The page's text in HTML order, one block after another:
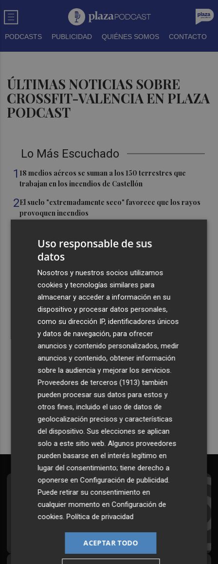
PODCASTS PUBLICIDAD QUIÉNES SOMOS CONTACTO
ÚLTIMAS NOTICIAS SOBRE
CROSSFIT-VALENCIA EN PLAZA
PODCAST
Lo Más Escuchado
1 18 medios aéreos se suman a los 150 terrestres que
trabajan en los incendios de Castellón
2El suelo "extremadamente seco" favorece que los rayos
provoquen incendios
referentes del flamenco en el Cante de las Minas
El pregón de Festes d'Elx 2026, con Josan, en imágenes
Emergencias activa la situación 2 del PEIF y confina
Sierra Engarcerán por el humo del incendio forestal
Recibe toda la actualidad de
Plaza Podcast en tu correo
Quiero suscribirme
Suscríbete al Boletín
Todos los días a primera hora en tu email
¡Quiero suscribirme!
Uso responsable de sus
datos
Nosotros y nuestros socios utilizamos
cookies y tecnologías similares para
almacenar y acceder a información en su
dispositivo y procesar datos personales,
como su dirección IP, identificadores únicos
y datos de navegación, para ofrecer
anuncios y contenido personalizados, medir
anuncios y contenido, obtener información
sobre la audiencia y mejorar los servicios.
Proveedores de terceros (1913) también
pueden procesar sus datos para estos y
otros fines, incluido el uso de datos de
geolocalización precisos y características
del dispositivo. Sus elecciones se aplican
solo a este sitio web. Algunos proveedores
pueden basarse en el interés legítimo en
lugar del consentimiento; tiene derecho a
oponerse enConfiguración de publicidad.
Puede retirar su consentimiento en
cualquier momento enConfiguración de
cookies.Política de privacidad
ACEPTAR TODO